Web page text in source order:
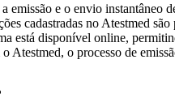
emissão e o envio instantâneo
cadastradas no Atestmed
está disponível online,
Atestmed, o processo de